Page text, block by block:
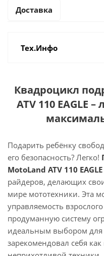
Доставка
Тех.Инфо
Квадроцикл
ATV 110 EAGLE
Подарить ребёнку
его безопасность? Легко!
MotoLand ATV 110 EAGLE
райдеров, делающих
мире мототехники. Эта
управляемость
продуманную систему
идеальным выбором
зарекомендовал себя